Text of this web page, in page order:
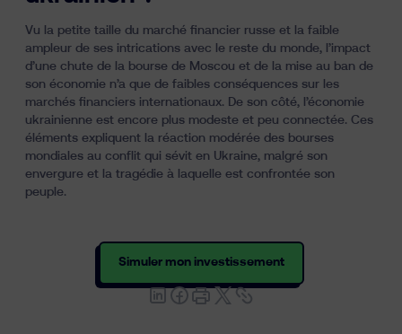
Vu la petite taille du marché financier russe et la faible
ampleur de ses intrications avec le reste du monde, l’impact
d’une chute de la bourse de Moscou et de la mise au ban de
son économie n’a que de faibles conséquences sur les
marchés financiers internationaux. De son côté, l’économie
ukrainienne est encore plus modeste et peu connectée. Ces
éléments expliquent la réaction modérée des bourses
mondiales au conflit qui sévit en Ukraine, malgré son
envergure et la tragédie à laquelle est confrontée son
peuple.
Simuler mon investissement